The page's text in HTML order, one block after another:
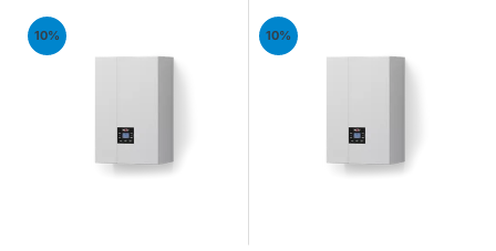
24kW
10%
28kW
10%